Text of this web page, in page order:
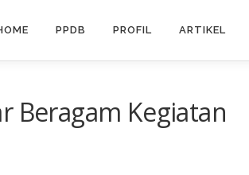
PPDB PROFIL ARTIKEL
Beragam Kegiatan